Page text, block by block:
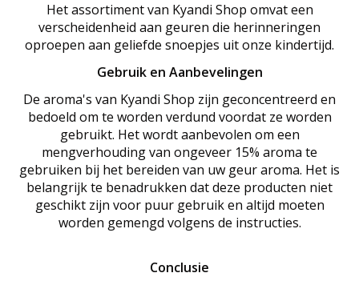
Het assortiment van Kyandi Shop omvat een
verscheidenheid aan geuren die herinneringen
oproepen aan geliefde snoepjes uit onze kindertijd.
Gebruik en Aanbevelingen
De aroma's van Kyandi Shop zijn geconcentreerd en
bedoeld om te worden verdund voordat ze worden
gebruikt. Het wordt aanbevolen om een
mengverhouding van ongeveer 15% aroma te
gebruiken bij het bereiden van uw geur aroma. Het is
belangrijk te benadrukken dat deze producten niet
geschikt zijn voor puur gebruik en altijd moeten
worden gemengd volgens de instructies.
Conclusie